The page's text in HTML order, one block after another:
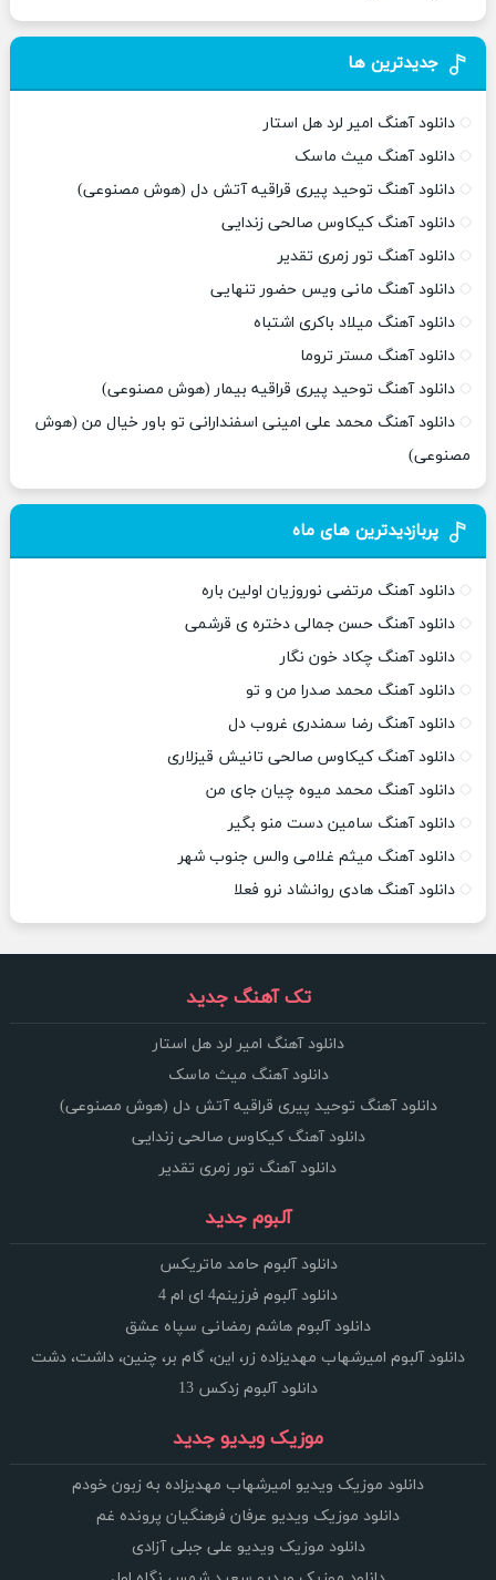
جدیدترین ها
دانلود آهنگ امیر لرد هل استار
دانلود آهنگ میث ماسک
دانلود آهنگ توحید پیری قراقیه آتش دل (هوش مصنوعی)
دانلود آهنگ کیکاوس صالحی زندایی
دانلود آهنگ تور زمری تقدیر
دانلود آهنگ مانی ویس حضور تنهایی
دانلود آهنگ میلاد باکری اشتباه
دانلود آهنگ مستر تروما
دانلود آهنگ توحید پیری قراقیه بیمار (هوش مصنوعی)
دانلود آهنگ محمد علی امینی اسفندارانی تو باور خیال من (هوش
مصنوعی)
پربازدیدترین های ماه
دانلود آهنگ مرتضی نوروزیان اولین باره
دانلود آهنگ حسن جمالی دختره ی قرشمی
دانلود آهنگ چکاد خون نگار
دانلود آهنگ محمد صدرا من و تو
دانلود آهنگ رضا سمندری غروب دل
دانلود آهنگ کیکاوس صالحی تانیش قیزلاری
دانلود آهنگ محمد میوه چیان جای من
دانلود آهنگ سامین دست منو بگیر
دانلود آهنگ میثم غلامی والس جنوب شهر
دانلود آهنگ هادی روانشاد نرو فعلا
تک آهنگ جدید
دانلود آهنگ امیر لرد هل استار
دانلود آهنگ میث ماسک
دانلود آهنگ توحید پیری قراقیه آتش دل (هوش مصنوعی)
دانلود آهنگ کیکاوس صالحی زندایی
دانلود آهنگ تور زمری تقدیر
آلبوم جدید
دانلود آلبوم حامد ماتریکس
دانلود آلبوم فرزینم4 ای ام 4
دانلود آلبوم هاشم رمضانی سپاه عشق
دانلود آلبوم امیرشهاب مهدیزاده زر، این، گام بر، چنین، داشت، دشت
دانلود آلبوم زدکس 13
موزیک ویدیو جدید
دانلود موزیک ویدیو امیرشهاب مهدیزاده به زبون خودم
دانلود موزیک ویدیو عرفان فرهنگیان پرونده غم
دانلود موزیک ویدیو علی جبلی آزادی